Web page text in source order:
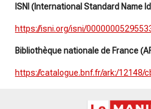
ISNI (International Standard Name
https://isni.org/isni/
Bibliothèque nationale de France
https://catalogue.bnf.fr/ark:/12148/